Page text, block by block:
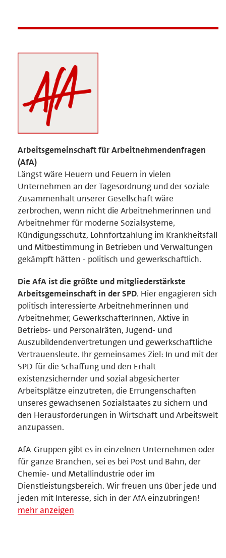
Arbeitsgemeinschaft für Arbeitnehmendenfragen
(AfA)
Längst wäre Heuern und Feuern in vielen
Unternehmen an der Tagesordnung und der soziale
Zusammenhalt unserer Gesellschaft wäre
zerbrochen, wenn nicht die Arbeitnehmerinnen und
Arbeitnehmer für moderne Sozialsysteme,
Kündigungsschutz, Lohnfortzahlung im Krankheitsfall
und Mitbestimmung in Betrieben und Verwaltungen
gekämpft hätten - politisch und gewerkschaftlich.
Die AfA ist die größte und mitgliederstärkste
Arbeitsgemeinschaft in der SPD. Hier engagieren sich
politisch interessierte Arbeitnehmerinnen und
Arbeitnehmer, GewerkschafterInnen, Aktive in
Betriebs- und Personalräten, Jugend- und
Auszubildendenvertretungen und gewerkschaftliche
Vertrauensleute. Ihr gemeinsames Ziel: In und mit der
SPD für die Schaffung und den Erhalt
existenzsichernder und sozial abgesicherter
Arbeitsplätze einzutreten, die Errungenschaften
unseres gewachsenen Sozialstaates zu sichern und
den Herausforderungen in Wirtschaft und Arbeitswelt
anzupassen.
AfA-Gruppen gibt es in einzelnen Unternehmen oder
für ganze Branchen, sei es bei Post und Bahn, der
Chemie- und Metallindustrie oder im
Dienstleistungsbereich. Wir freuen uns über jede und
jeden mit Interesse, sich in der AfA einzubringen!
mehr anzeigen